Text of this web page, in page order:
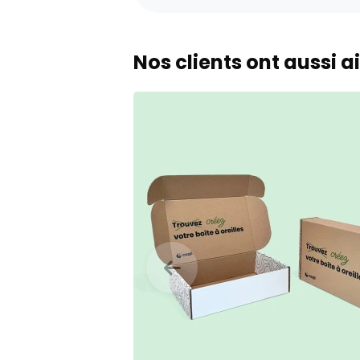
Nos clients ont aussi